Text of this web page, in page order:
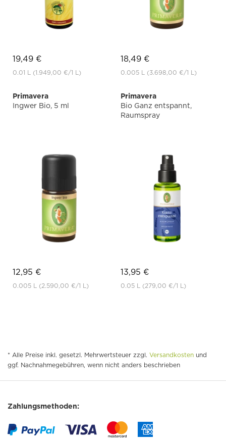
19,49 €
0.01 L (1.949,00 €/1 L)
18,49 €
0.005 L (3.698,00 €/1 L)
Primavera
Ingwer Bio, 5 ml
12,95 €
0.005 L (2.590,00 €/1 L)
Primavera
Bio Ganz entspannt,
Raumspray
13,95 €
0.05 L (279,00 €/1 L)
* Alle Preise inkl. gesetzl. Mehrwertsteuer zzgl. Versandkosten und
ggf. Nachnahmegebühren, wenn nicht anders beschrieben
Zahlungsmethoden: